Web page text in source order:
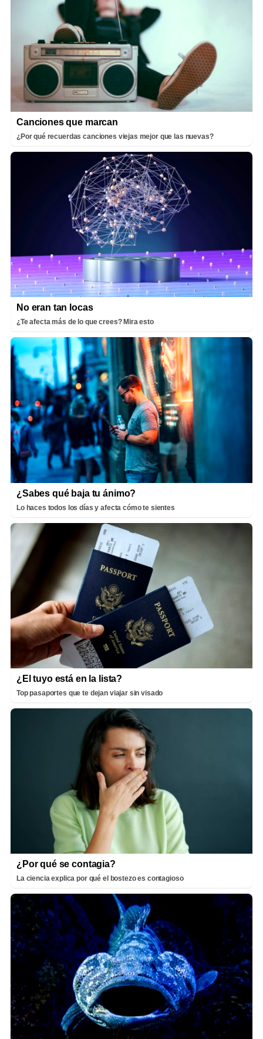
Canciones que marcan
¿Por qué recuerdas canciones viejas mejor que las nuevas?
No eran tan locas
¿Te afecta más de lo que crees? Mira esto
¿Sabes qué baja tu ánimo?
Lo haces todos los días y afecta cómo te sientes
¿El tuyo está en la lista?
Top pasaportes que te dejan viajar sin visado
¿Por qué se contagia?
La ciencia explica por qué el bostezo es contagioso